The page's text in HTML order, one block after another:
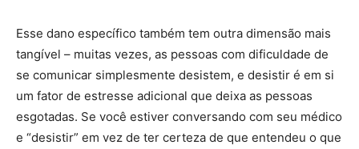
Esse dano específico também tem outra dimensão mais
tangível – muitas vezes, as pessoas com dificuldade de
se comunicar simplesmente desistem, e desistir é em si
um fator de estresse adicional que deixa as pessoas
esgotadas. Se você estiver conversando com seu médico
e “desistir” em vez de ter certeza de que entendeu o que